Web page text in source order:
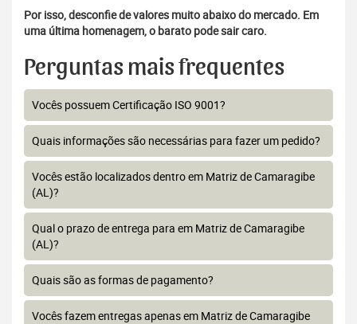
Por isso, desconfie de valores muito abaixo do mercado. Em
uma última homenagem, o barato pode sair caro.
Perguntas mais frequentes
Vocês possuem Certificação ISO 9001?
Quais informações são necessárias para fazer um pedido?
Vocês estão localizados dentro em Matriz de Camaragibe
(AL)?
Qual o prazo de entrega para em Matriz de Camaragibe
(AL)?
Quais são as formas de pagamento?
Vocês fazem entregas apenas em Matriz de Camaragibe